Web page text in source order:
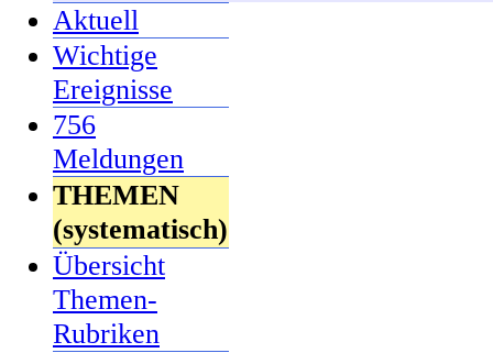
Aktuell
Wichtige
Ereignisse
756
Meldungen
THEMEN
(systematisch)
Übersicht
Themen-
Rubriken